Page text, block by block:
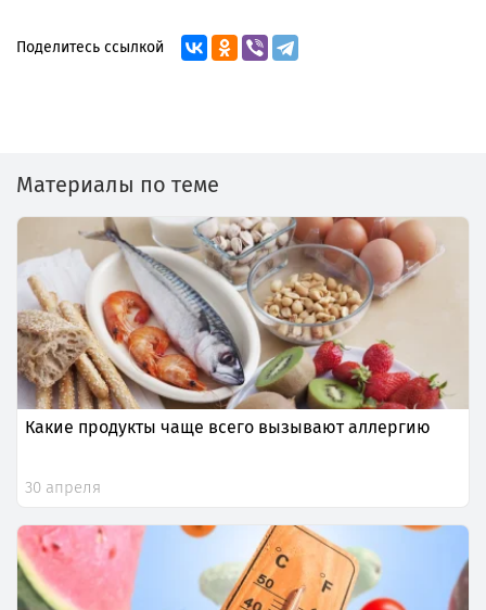
Поделитесь ссылкой
Материалы по теме
Какие продукты чаще всего вызывают аллергию
30 апреля